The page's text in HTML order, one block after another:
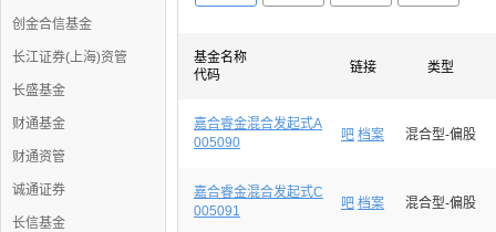
创金合信基金
长江证券(上海)资管
长盛基金
财通基金
财通资管
诚通证券
长信基金
基金名称
代码
链接 类型
嘉合睿金混合发起式A
005090
吧 档案 混合型-偏股
嘉合睿金混合发起式C
005091
吧 档案 混合型-偏股